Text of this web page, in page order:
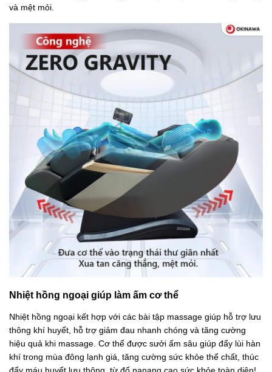
và mệt mỏi.
Nhiệt hồng ngoại giúp làm ấm cơ thể
Nhiệt hồng ngoại kết hợp với các bài tập massage giúp hỗ trợ lưu
thông khí huyết, hỗ trợ giảm đau nhanh chóng và tăng cường
hiệu quả khi massage. Cơ thể được sưởi ấm sâu giúp đẩy lùi hàn
khí trong mùa đông lạnh giá, tăng cường sức khỏe thể chất, thúc